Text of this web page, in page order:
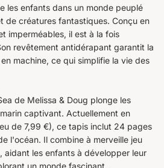
les enfants dans un monde peuplé
de créatures fantastiques. Conçu en
imperméables, il est à la fois
revêtement antidérapant garantit la
machine, ce qui simplifie la vie des
de Melissa & Doug plonge les
captivant. Actuellement en
de 7,99 €), ce tapis inclut 24 pages
l'océan. Il combine à merveille jeu
aidant les enfants à développer leur
un monde fascinant.